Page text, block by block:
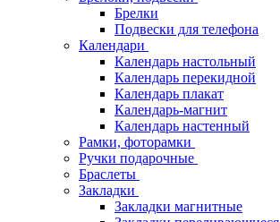
Брелки
Подвески для телефона
Календари
Календарь настольный
Календарь перекидной
Календарь плакат
Календарь-магнит
Календарь настенный
Рамки, фоторамки
Ручки подарочные
Браслеты
Закладки
Закладки магнитные